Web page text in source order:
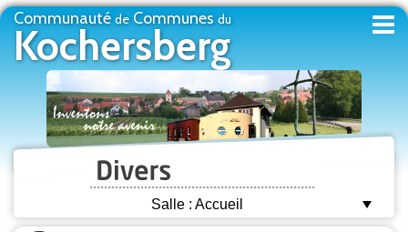
Communauté de Communes du
Kochersberg
Salle : Accueil